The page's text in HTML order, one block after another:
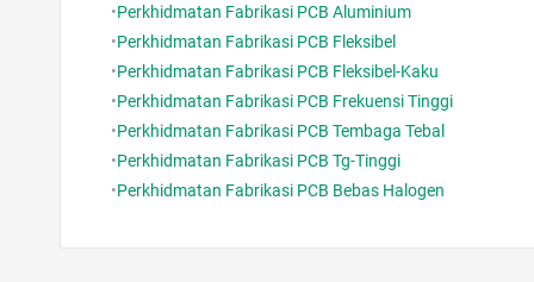
•Perkhidmatan Fabrikasi PCB Aluminium
•Perkhidmatan Fabrikasi PCB Fleksibel
•Perkhidmatan Fabrikasi PCB Fleksibel-Kaku
•Perkhidmatan Fabrikasi PCB Frekuensi Tinggi
•Perkhidmatan Fabrikasi PCB Tembaga Tebal
•Perkhidmatan Fabrikasi PCB Tg-Tinggi
•Perkhidmatan Fabrikasi PCB Bebas Halogen